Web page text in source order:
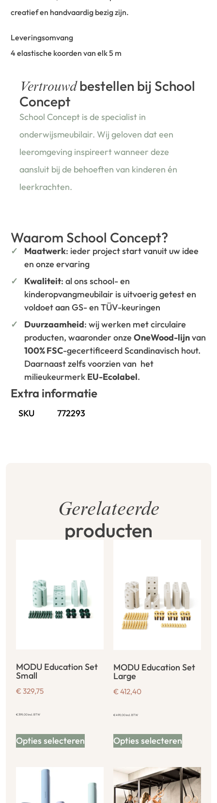
creatief en handvaardig bezig zijn.
Leveringsomvang
4 elastische koorden van elk 5 m
Vertrouwdbestellen bij School
Concept
School Concept is de specialist in
onderwijsmeubilair. Wij geloven dat een
leeromgeving inspireert wanneer deze
aansluit bij de behoeften van kinderen én
leerkrachten.
Waarom School Concept?
Maatwerk: ieder project start vanuit uw idee
en onze ervaring
Kwaliteit: al ons school- en
kinderopvangmeubilair is uitvoerig getest en
voldoet aan GS- en TÜV-keuringen
Duurzaamheid: wij werken met circulaire
producten, waaronder onzeOneWood-lijnvan
100% FSC-gecertificeerd Scandinavisch hout.
Daarnaast zelfs voorzien van het
milieukeurmerk EU-Ecolabel.
Extra informatie
SKU 772293
Gerelateerde
producten
MODU Education Set
Small
€ 329,75
€399,00incl. BTW
Opties selecteren
MODU Education Set
Large
€ 412,40
€499,00incl. BTW
Opties selecteren